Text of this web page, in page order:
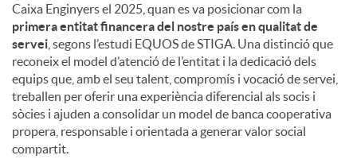
Caixa Enginyers el 2025, quan es va posicionar com la
primera entitat financera del nostre país en qualitat de
servei , segons l’estudi EQUOS de STIGA. Una distinció que
reconeix el model d’atenció de l’entitat i la dedicació dels
equips que, amb el seu talent, compromís i vocació de servei,
treballen per oferir una experiència diferencial als socis i
sòcies i ajuden a consolidar un model de banca cooperativa
propera, responsable i orientada a generar valor social
compartit.